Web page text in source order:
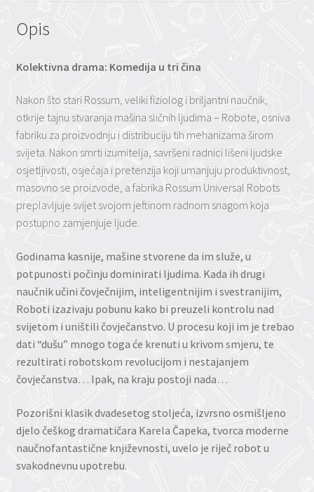
Opis
Kolektivna drama: Komedija u tri čina
Nakon što stari Rossum, veliki fiziolog i briljantni naučnik,
otkrije tajnu stvaranja mašina sličnih ljudima – Robote, osniva
fabriku za proizvodnju i distribuciju tih mehanizama širom
svijeta. Nakon smrti izumitelja, savršeni radnici lišeni ljudske
osjetljivosti, osjećaja i pretenzija koji umanjuju produktivnost,
masovno se proizvode, a fabrika Rossum Universal Robots
preplavljuje svijet svojom jeftinom radnom snagom koja
postupno zamjenjuje ljude.
Godinama kasnije, mašine stvorene da im služe, u
potpunosti počinju dominirati ljudima. Kada ih drugi
naučnik učini čovječnijim, inteligentnijim i svestranijim,
Roboti izazivaju pobunu kako bi preuzeli kontrolu nad
svijetom i uništili čovječanstvo. U procesu koji im je trebao
dati “dušu” mnogo toga će krenuti u krivom smjeru, te
rezultirati robotskom revolucijom i nestajanjem
čovječanstva… Ipak, na kraju postoji nada…
Pozorišni klasik dvadesetog stoljeća, izvrsno osmišljeno
djelo češkog dramatičara Karela Čapeka, tvorca moderne
naučnofantastične književnosti, uvelo je riječ robot u
svakodnevnu upotrebu.